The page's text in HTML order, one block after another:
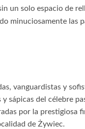
un solo espacio de
minuciosamente las
vanguardistas y
sápicas del célebre
por la prestigiosa
de Żywiec.